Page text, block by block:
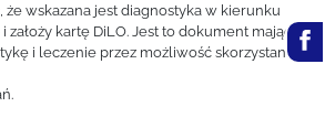
wskazana jest diagnostyka w kierunku
kartę DiLO. Jest to dokument mający
i leczenie przez możliwość skorzystania z